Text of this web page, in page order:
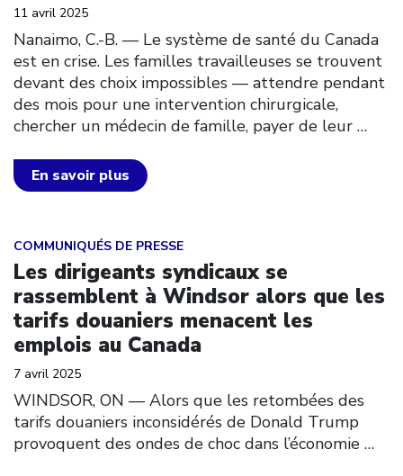
11 avril 2025
Nanaimo, C.-B. — Le système de santé du Canada
est en crise. Les familles travailleuses se trouvent
devant des choix impossibles — attendre pendant
des mois pour une intervention chirurgicale,
chercher un médecin de famille, payer de leur …
En savoir plus
COMMUNIQUÉS DE PRESSE
Les dirigeants syndicaux se
rassemblent à Windsor alors que les
tarifs douaniers menacent les
emplois au Canada
7 avril 2025
WINDSOR, ON –– Alors que les retombées des
tarifs douaniers inconsidérés de Donald Trump
provoquent des ondes de choc dans l’économie …
Click to open the link